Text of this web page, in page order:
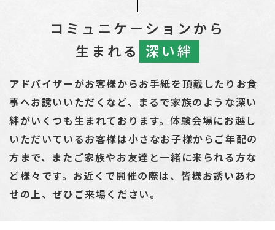
コミュニケーションから
生まれる 深い絆
アドバイザーがお客様からお手紙を頂戴したりお食
事へお誘いいただくなど、まるで家族のような深い
絆がいくつも生まれております。体験会場にお越し
いただいているお客様は小さなお子様からご年配の
方まで、またご家族やお友達と一緒に来られる方な
ど様々です。お近くで開催の際は、皆様お誘いあわ
せの上、ぜひご来場ください。